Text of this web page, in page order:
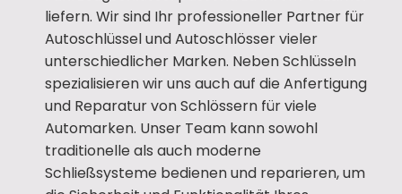
liefern. Wir sind Ihr professioneller Partner für
Autoschlüssel und Autoschlösser vieler
unterschiedlicher Marken. Neben Schlüsseln
spezialisieren wir uns auch auf die Anfertigung
und Reparatur von Schlössern für viele
Automarken. Unser Team kann sowohl
traditionelle als auch moderne
Schließsysteme bedienen und reparieren, um